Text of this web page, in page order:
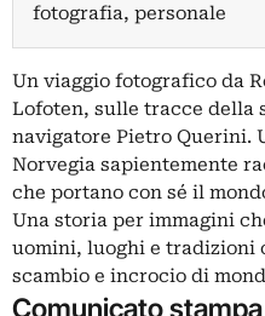
fotografia, personale
Un viaggio fotografico da
Lofoten, sulle tracce della
navigatore Pietro Querini.
Norvegia sapientemente
che portano con sé il
Una storia per immagini
uomini, luoghi e tradizioni
scambio e incrocio di
Comunicato stampa